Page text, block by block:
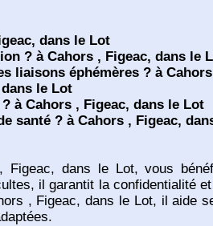
dans le Lot
? à Cahors , Figeac, dans le
liaisons éphémères ? à
le Lot
à Cahors , Figeac, dans le Lot
santé ? à Cahors , Figeac,
dans le Lot, vous
il garantit la confidentialité
, Figeac, dans le Lot, il aide